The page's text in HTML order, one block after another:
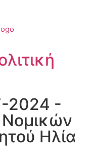
2024 -
Νομικών
Ηλία